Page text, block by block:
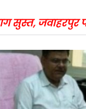
सुस्त, जवाहरपुर